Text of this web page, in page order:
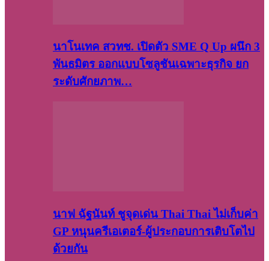
นาโนเทค สวทช. เปิดตัว SME Q Up ผนึก 3
พันธมิตร ออกแบบโซลูชันเฉพาะธุรกิจ ยก
ระดับศักยภาพ…
นาฟ ฉัฐนันท์ ชูจุดเด่น Thai Thai ไม่เก็บค่า
GP หนุนครีเอเตอร์-ผู้ประกอบการเติบโตไป
ด้วยกัน